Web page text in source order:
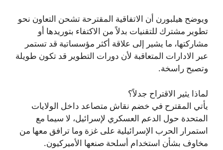
ويوضح هيلبورن أن الاتفاقية المقترحة تشحن التعاون نحو
تطوير مشترك للتقنيات بدلاً من الاكتفاء بتوريدها أو
مشاركتها، ما يشير إلى علاقة أكثر مؤسساتية قد تستمر
عبر الادارات المتعاقبة لأن دورات التطوير قد تكون طويلة
وتصبح راسخة.
لماذا يثير الاقتراح جدلاً؟
يأتي المقترح في خضم نقاش متصاعد داخل الولايات
المتحدة حول الدعم العسكري لإسرائيل، لا سيما مع
استمرار الحرب الإسرائيلية على غزة وما ترافق معها من
مخاوف بشأن استخدام أسلحة صنعها الأميركيون.